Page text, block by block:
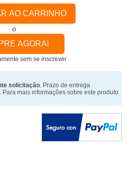
AO CARRINHO
o
AGORA!
sem se inscrever
solicitação . Prazo de entrega
mais informações sobre este produto